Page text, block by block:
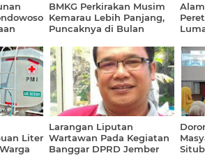
BMKG Perkirakan Musim
Kemarau Lebih Panjang,
Puncaknya di Bulan
Liter
Larangan Liputan
Wartawan Pada Kegiatan
Banggar DPRD Jember